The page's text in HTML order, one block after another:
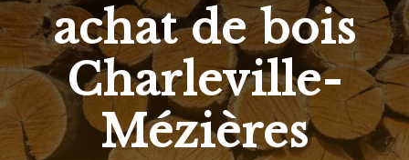
achat de bois
Charleville-
Mézières